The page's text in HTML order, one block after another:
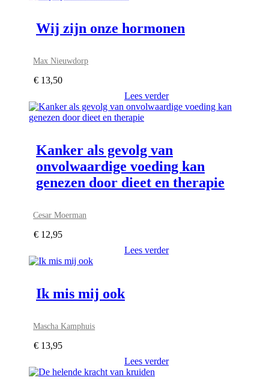
Wij zijn onze hormonen
Max Nieuwdorp
€ 13,50
Lees verder
Kanker als gevolg van
onvolwaardige voeding kan
genezen door dieet en therapie
Cesar Moerman
€ 12,95
Lees verder
Ik mis mij ook
Mascha Kamphuis
€ 13,95
Lees verder